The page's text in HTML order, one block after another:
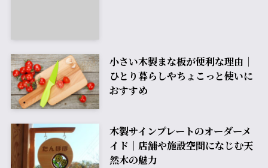
小さい木製まな板が便利な理由｜
ひとり暮らしやちょこっと使いに
おすすめ
木製サインプレートのオーダーメ
イド｜店舗や施設空間になじむ天
然木の魅力